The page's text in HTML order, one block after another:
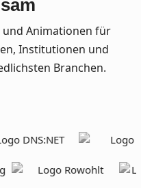
Animationen für
Institutionen und
Branchen.